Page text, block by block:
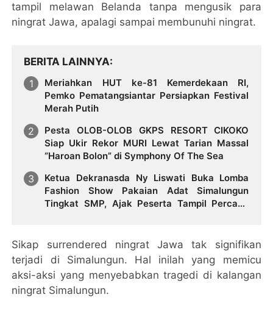
tampil melawan Belanda tanpa mengusik para
ningrat Jawa, apalagi sampai membunuhi ningrat.
BERITA LAINNYA
Meriahkan HUT ke-81 Kemerdekaan RI,
Pemko Pematangsiantar Persiapkan Festival
Merah Putih
Pesta OLOB-OLOB GKPS RESORT CIKOKO
Siap Ukir Rekor MURI Lewat Tarian Massal
“Haroan Bolon” di Symphony Of The Sea
Ketua Dekranasda Ny Liswati Buka Lomba
Fashion Show Pakaian Adat Simalungun
Tingkat SMP, Ajak Peserta Tampil Percaya
Sikap surrendered ningrat Jawa tak signifikan
terjadi di Simalungun. Hal inilah yang memicu
aksi-aksi yang menyebabkan tragedi di kalangan
ningrat Simalungun.